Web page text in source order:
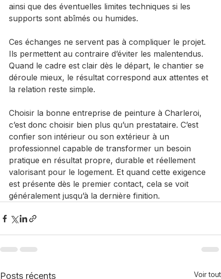
délais réels, pas seulement de la date de démarrage,
ainsi que des éventuelles limites techniques si les
Ces échanges ne servent pas à compliquer le projet.
Ils permettent au contraire d’éviter les malentendus.
Quand le cadre est clair dès le départ, le chantier se
déroule mieux, le résultat correspond aux attentes et
Choisir la bonne entreprise de peinture à Charleroi,
c’est donc choisir bien plus qu’un prestataire. C’est
confier son intérieur ou son extérieur à un
professionnel capable de transformer un besoin
pratique en résultat propre, durable et réellement
valorisant pour le logement. Et quand cette exigence
est présente dès le premier contact, cela se voit